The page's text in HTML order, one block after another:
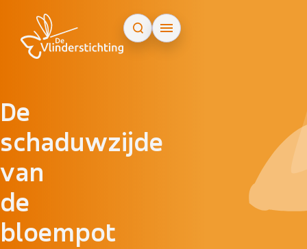
De
schaduwzijde
van
de
bloempot